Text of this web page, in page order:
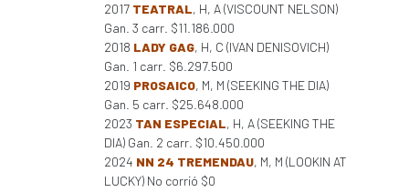
2017 TEATRAL, H, A (VISCOUNT NELSON)
Gan. 3 carr. $11.186.000
2018 LADY GAG, H, C (IVAN DENISOVICH)
Gan. 1 carr. $6.297.500
2019 PROSAICO, M, M (SEEKING THE DIA)
Gan. 5 carr. $25.648.000
2023 TAN ESPECIAL, H, A (SEEKING THE
DIA) Gan. 2 carr. $10.450.000
2024 NN 24 TREMENDAU, M, M (LOOKIN AT
LUCKY) No corrió $0